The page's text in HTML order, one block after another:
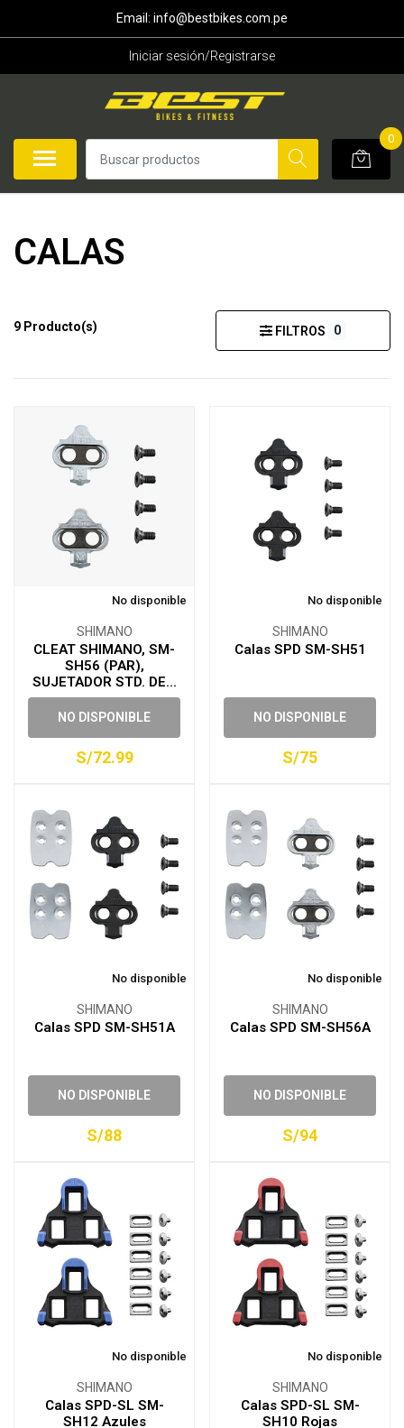
Email: info@bestbikes.com.pe
Iniciar sesión/Registrarse
0
CALAS
9 Producto(s) FILTROS 0
No disponible
SHIMANO
CLEAT SHIMANO, SM-
SH56 (PAR),
SUJETADOR STD. DE...
NO DISPONIBLE
S/72.99
No disponible
SHIMANO
Calas SPD SM-SH51
NO DISPONIBLE
S/75
No disponible
SHIMANO
Calas SPD SM-SH51A
NO DISPONIBLE
S/88
No disponible
SHIMANO
Calas SPD SM-SH56A
NO DISPONIBLE
S/94
No disponible
SHIMANO
Calas SPD-SL SM-
SH12 Azules
No disponible
SHIMANO
Calas SPD-SL SM-
SH10 Rojas